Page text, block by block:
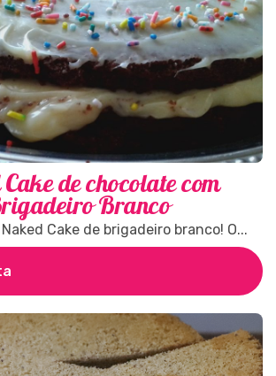
de chocolate com
Branco
Cake de brigadeiro branco! O...